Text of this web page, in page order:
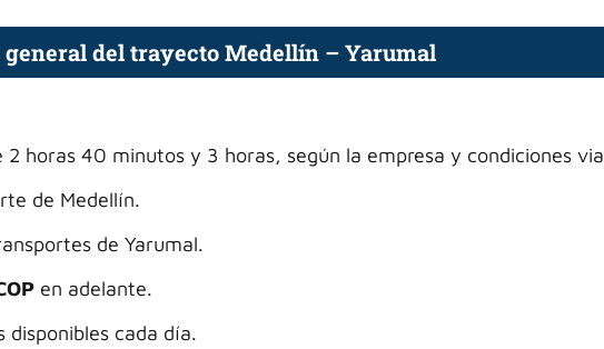
del trayecto Medellín – Yarumal
2 horas 40 minutos y 3 horas, según la empresa y condiciones
de Medellín.
de Yarumal.
en adelante.
disponibles cada día.